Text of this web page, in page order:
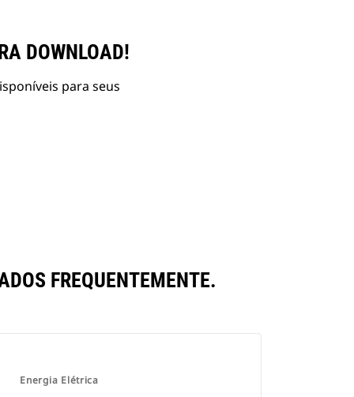
DOWNLOAD!
para seus
FREQUENTEMENTE.
Energia Elétrica